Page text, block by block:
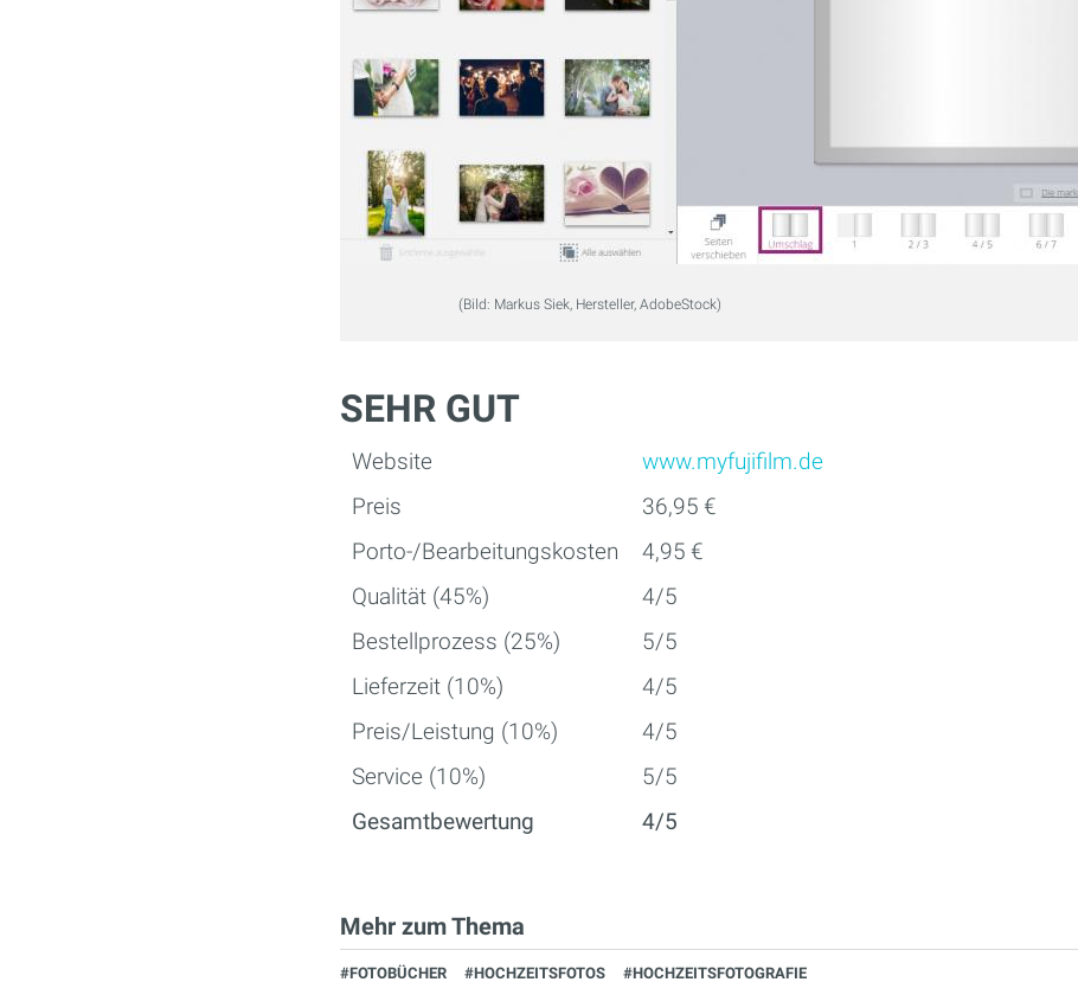
(Bild: Markus Siek, Hersteller, AdobeStock)
SEHR GUT
Website
www.myfujifilm.de
Preis
36,95 €
Porto-/Bearbeitungskosten
4,95 €
Qualität (45%)
4/5
Bestellprozess (25%)
5/5
Lieferzeit (10%)
4/5
Preis/Leistung (10%)
4/5
Service (10%)
5/5
Gesamtbewertung
4/5
Mehr zum Thema
#FOTOBÜCHER #HOCHZEITSFOTOS #HOCHZEITSFOTOGRAFIE